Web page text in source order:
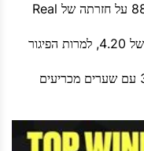
המהמר זכה ב-22,260 דולר ב-888Starz על חזרתה של Real
הימרתי על 5,300 דולר עם יחס סיכויים של 4.20, למרות הפיגור
Real Madrid הפכה את התוצאה ל-3-2 עם שערים מכריעים